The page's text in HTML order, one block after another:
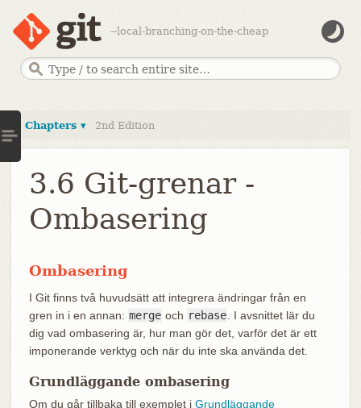
--local-branching-on-the-cheap
Chapters ▾ 2nd Edition
3.6 Git-grenar -
Ombasering
Ombasering
I Git finns två huvudsätt att integrera ändringar från en
gren in i en annan: merge och rebase . I avsnittet lär du
dig vad ombasering är, hur man gör det, varför det är ett
imponerande verktyg och när du inte ska använda det.
Grundläggande ombasering
Om du går tillbaka till exemplet i Grundläggande